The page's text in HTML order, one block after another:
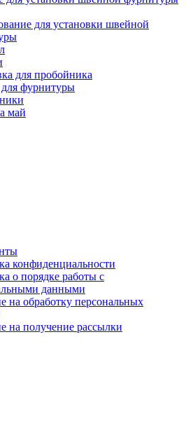
для установки швейной
для пробойника
фурнитуры
май
конфиденциальности
о порядке работы с
данными
на обработку персональных
на получение рассылки